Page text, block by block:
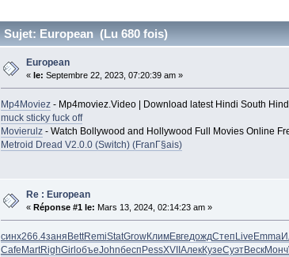
Sujet: European (Lu 680 fois)
European
« le: Septembre 22, 2023, 07:20:39 am »
Mp4Moviez- Mp4moviez.Video | Download latest Hindi South
muck sticky fuck off
Movierulz- Watch Bollywood and Hollywood Full Movies Online
Metroid Dread V2.0.0 (Switch) (FranГ§ais)
Re : European
« Réponse #1 le: Mars 13, 2024, 02:14:23 am »
синх266.4заня BettRemiStatGrowКлимЕвгедождСтеп Live Emma
Cafe MartRighGirl объеJohnбесп PessXVII АлекКузеСуэтВескМонч